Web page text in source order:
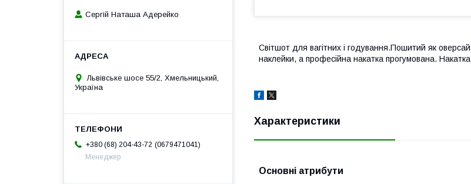
Світшот для вагітних і годування.Пошитий як
наклейки, а професійна накатка прогумована. Накатка
Характеристики
Основні атрибути
Сергій Наташа Адерейко
Львівське шосе 55/2, Хмельницький,
Україна
+380 (68) 204-43-72
0679471041
Менеджер